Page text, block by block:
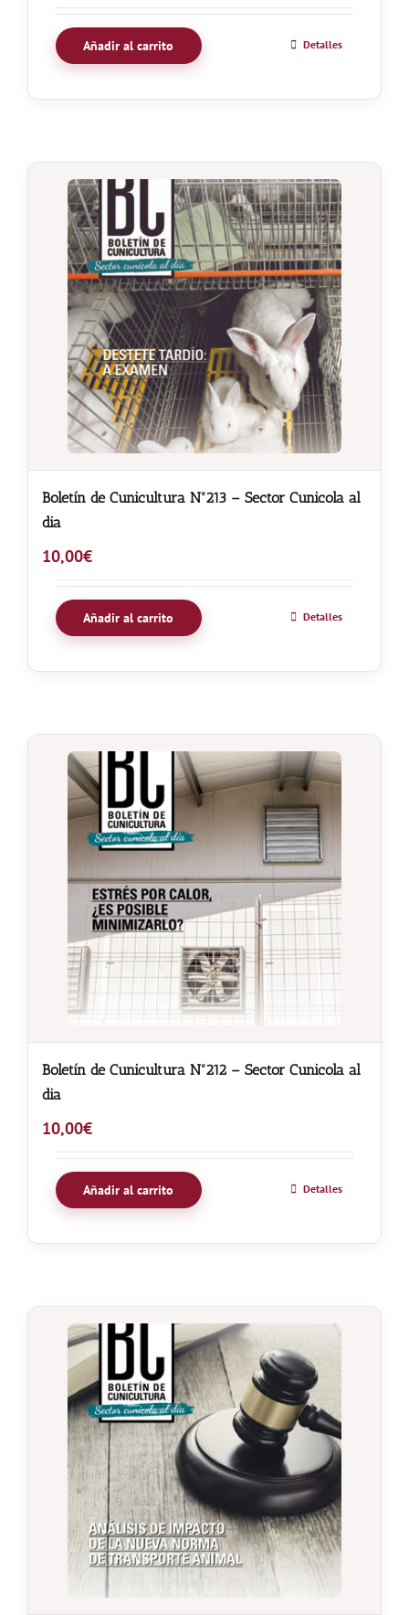
Añadir al carrito Detalles
Boletín de Cunicultura Nº213 – Sector Cunicola al
dia
10,00€
Añadir al carrito Detalles
Boletín de Cunicultura Nº212 – Sector Cunicola al
dia
10,00€
Añadir al carrito Detalles